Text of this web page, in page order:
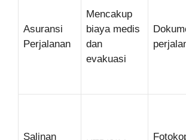
Asuransi
Perjalanan
Mencakup
biaya medis
dan
evakuasi
Salinan